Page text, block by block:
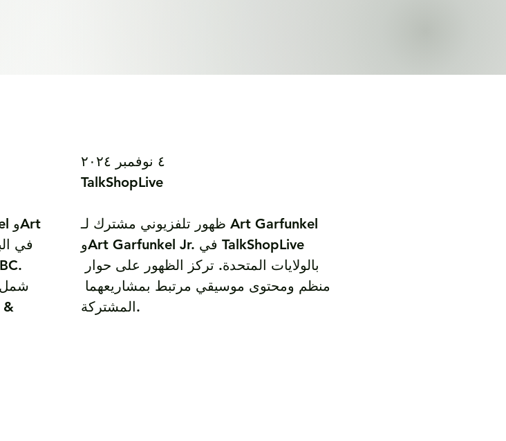
٤ نوفمبر ٢٠٢٤
TalkShopLive
ظهور تلفزيوني مشترك لـ Art Garfunkel
وArt Garfunkel Jr. في TalkShopLive
المشتركة.